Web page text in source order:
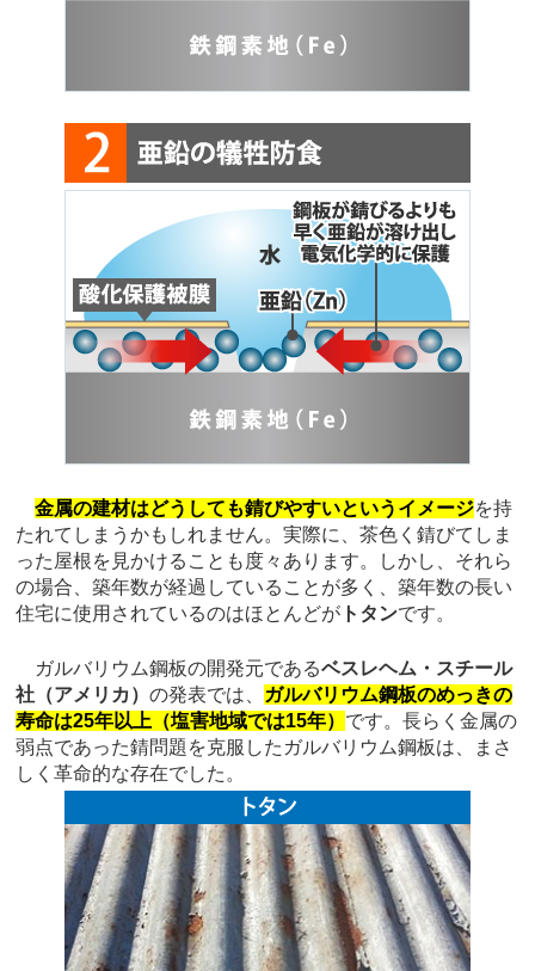
金属の建材はどうしても錆びやすいというイメージを持
たれてしまうかもしれません。実際に、茶色く錆びてしま
った屋根を見かけることも度々あります。しかし、それら
の場合、築年数が経過していることが多く、築年数の長い
住宅に使用されているのはほとんどが トタンです。
ガルバリウム鋼板の開発元であるベスレヘム・スチール
社（アメリカ）の発表では、
ガルバリウム鋼板のめっきの
寿命は25年以上（塩害地域では15年） です。長らく金属の
弱点であった錆問題を克服したガルバリウム鋼板は、まさ
しく革命的な存在でした。